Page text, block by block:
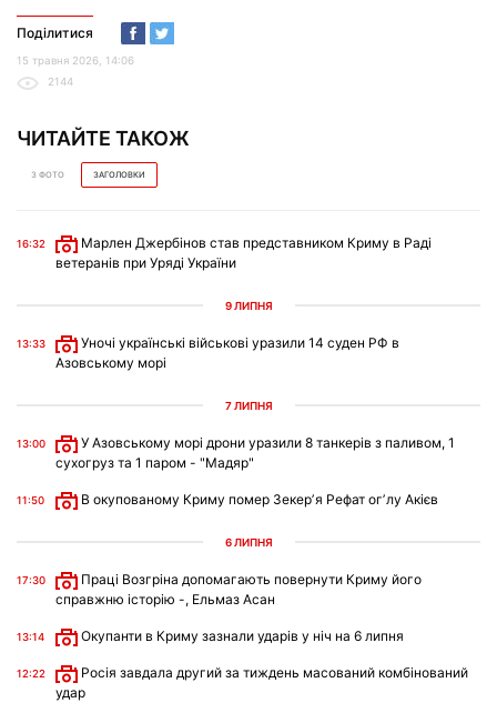
Поділитися
15 травня 2026, 14:06
2144
ЧИТАЙТЕ ТАКОЖ
З ФОТО ЗАГОЛОВКИ
16:32
Марлен Джербінов став представником Криму в Раді
ветеранів при Уряді України
9 ЛИПНЯ
13:33
Уночі українські військові уразили 14 суден РФ в
Азовському морі
7 ЛИПНЯ
13:00
У Азовському морі дрони уразили 8 танкерів з паливом, 1
сухогруз та 1 паром - "Мадяр"
11:50 В окупованому Криму помер Зекерʼя Рефат огʼлу Акієв
6 ЛИПНЯ
17:30
Праці Возгріна допомагають повернути Криму його
справжню історію -, Ельмаз Асан
13:14 Окупанти в Криму зазнали ударів у ніч на 6 липня
12:22
Росія завдала другий за тиждень масований комбінований
удар